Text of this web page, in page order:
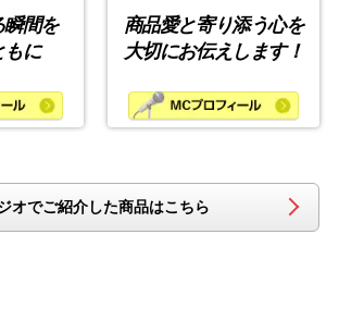
瞬間を
もに
商品愛と寄り添う心を
大切にお伝えします！
オでご紹介した商品はこちら